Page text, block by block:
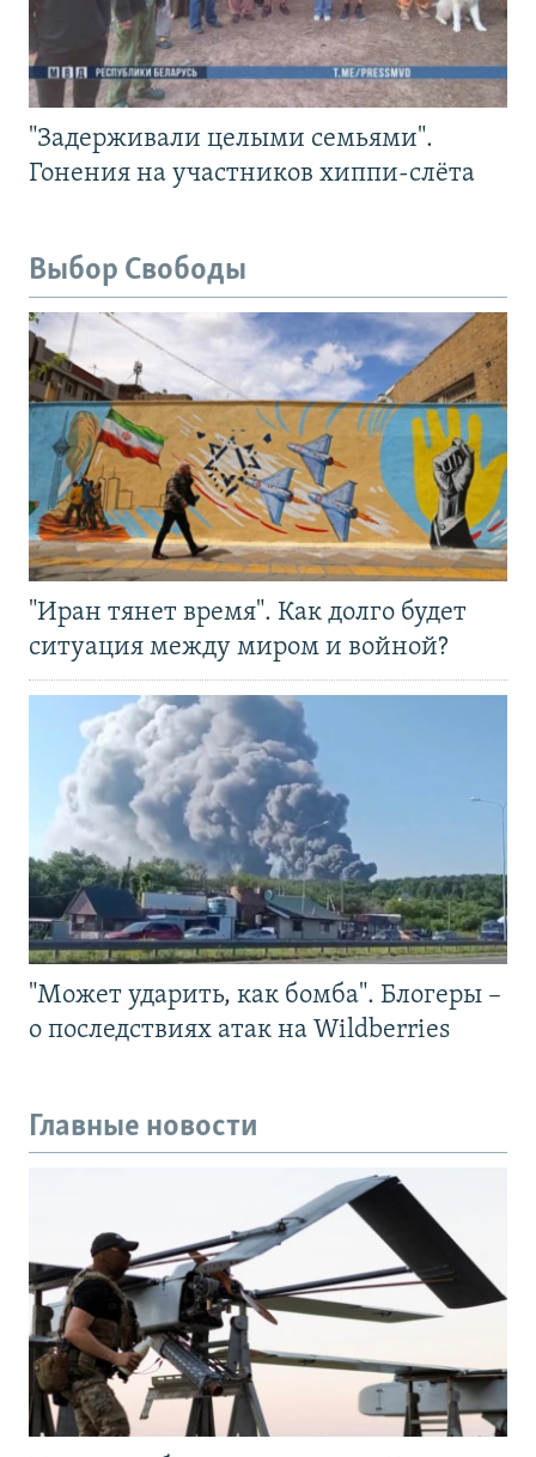
"Задерживали целыми семьями".
Гонения на участников хиппи-слёта
Выбор Свободы
"Иран тянет время". Как долго будет
ситуация между миром и войной?
"Может ударить, как бомба". Блогеры –
о последствиях атак на Wildberries
Главные новости